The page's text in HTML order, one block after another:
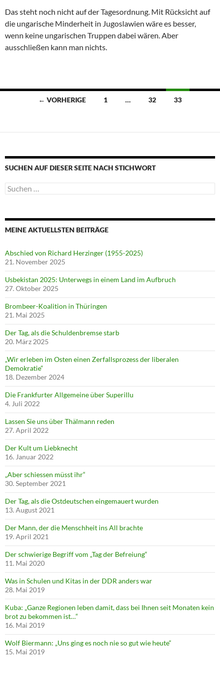
Das steht noch nicht auf der Tagesordnung. Mit Rücksicht auf
die ungarische Minderheit in Jugoslawien wäre es besser,
wenn keine ungarischen Truppen dabei wären. Aber
ausschließen kann man nichts.
Beitragsnavigation
← VORHERIGE 1 … 32 33
SUCHEN AUF DIESER SEITE NACH STICHWORT
Suche
nach:
MEINE AKTUELLSTEN BEITRÄGE
Abschied von Richard Herzinger (1955-2025)
21. November 2025
Usbekistan 2025: Unterwegs in einem Land im Aufbruch
27. Oktober 2025
Brombeer-Koalition in Thüringen
21. Mai 2025
Der Tag, als die Schuldenbremse starb
20. März 2025
„Wir erleben im Osten einen Zerfallsprozess der liberalen
Demokratie“
18. Dezember 2024
Die Frankfurter Allgemeine über Superillu
4. Juli 2022
Lassen Sie uns über Thälmann reden
27. April 2022
Der Kult um Liebknecht
16. Januar 2022
„Aber schiessen müsst ihr“
30. September 2021
Der Tag, als die Ostdeutschen eingemauert wurden
13. August 2021
Der Mann, der die Menschheit ins All brachte
19. April 2021
Der schwierige Begriff vom „Tag der Befreiung“
11. Mai 2020
Was in Schulen und Kitas in der DDR anders war
28. Mai 2019
Kuba: „Ganze Regionen leben damit, dass bei Ihnen seit Monaten kein
brot zu bekommen ist…“
16. Mai 2019
Wolf Biermann: „Uns ging es noch nie so gut wie heute“
15. Mai 2019